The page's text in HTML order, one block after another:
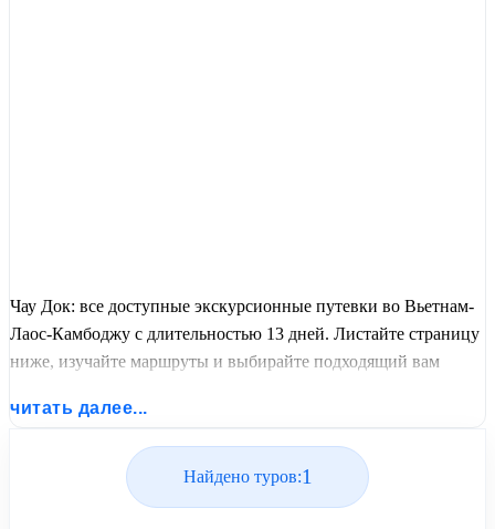
Чау Док: все доступные экскурсионные путевки во Вьетнам-
Лаос-Камбоджу с длительностью 13 дней. Листайте страницу
ниже, изучайте маршруты и выбирайте подходящий вам
United Travel Systems.
читать далее...
Найдено туров:1